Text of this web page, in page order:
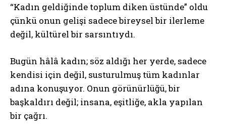
“Kadın geldiğinde toplum diken üstünde” oldu
çünkü onun gelişi sadece bireysel bir ilerleme
değil, kültürel bir sarsıntıydı.
Bugün hâlâ kadın; söz aldığı her yerde, sadece
kendisi için değil, susturulmuş tüm kadınlar
adına konuşuyor. Onun görünürlüğü, bir
başkaldırı değil; insana, eşitliğe, akla yapılan
bir çağrı.